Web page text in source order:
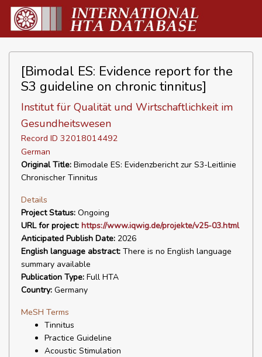
[Bimodal ES: Evidence report for the
S3 guideline on chronic tinnitus]
Institut für Qualität und Wirtschaftlichkeit im
Gesundheitswesen
Record ID 32018014492
German
Original Title: Bimodale ES: Evidenzbericht zur S3-Leitlinie
Chronischer Tinnitus
Details
Project Status: Ongoing
URL for project: https://www.iqwig.de/projekte/v25-03.html
Anticipated Publish Date: 2026
English language abstract: There is no English language
summary available
Publication Type: Full HTA
Country: Germany
MeSH Terms
Tinnitus
Practice Guideline
Acoustic Stimulation